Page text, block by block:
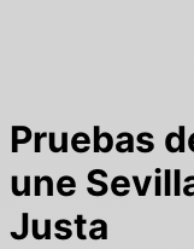
Pruebas
une
Justa